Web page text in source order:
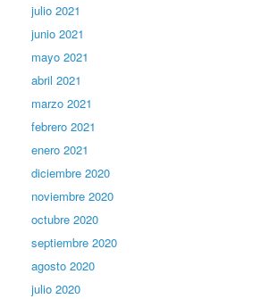
julio 2021
junio 2021
mayo 2021
abril 2021
marzo 2021
febrero 2021
enero 2021
diciembre 2020
noviembre 2020
octubre 2020
septiembre 2020
agosto 2020
julio 2020